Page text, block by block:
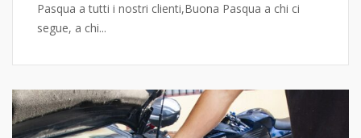
Pasqua a tutti i nostri clienti,Buona Pasqua a chi ci
segue, a chi...